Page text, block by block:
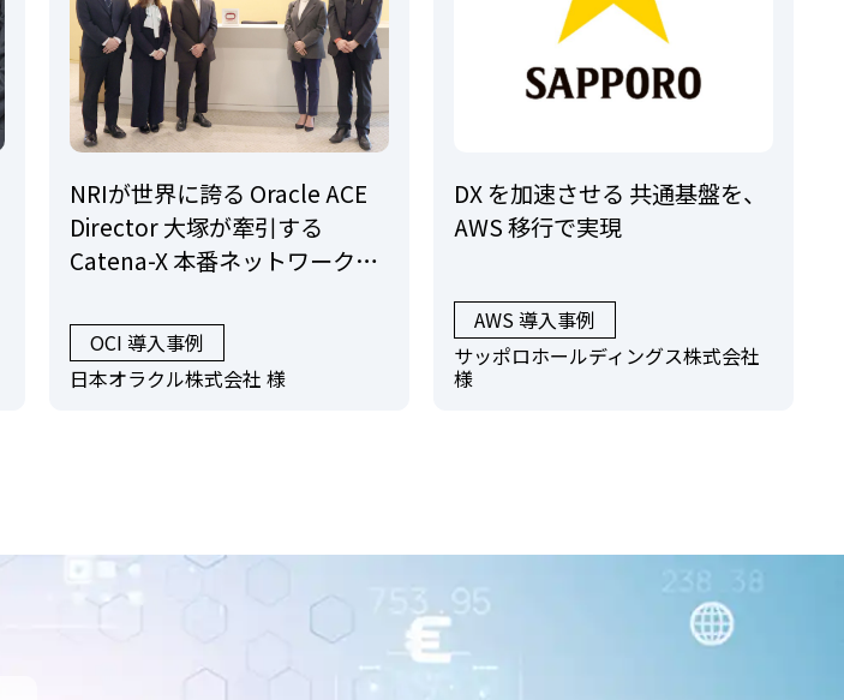
NRIが世界に誇る Oracle ACE
Director 大塚が牽引する
Catena-X 本番ネットワーク接
OCI 導入事例
日本オラクル株式会社 様
DX を加速させる 共通基盤を、
AWS 移行で実現
AWS 導入事例
サッポロホールディングス株式会社
様